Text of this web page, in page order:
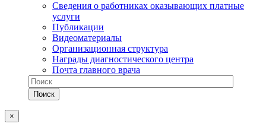
Сведения о работниках оказывающих платные
услуги
Публикации
Видеоматериалы
Организационная структура
Награды диагностического центра
Почта главного врача
×